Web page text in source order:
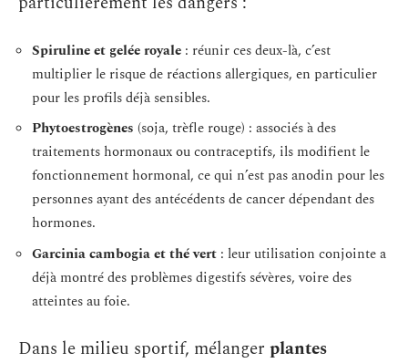
Spiruline et gelée royale : réunir ces deux-là, c’est
multiplier le risque de réactions allergiques, en particulier
pour les profils déjà sensibles.
Phytoestrogènes (soja, trèfle rouge) : associés à des
traitements hormonaux ou contraceptifs, ils modifient le
fonctionnement hormonal, ce qui n’est pas anodin pour les
personnes ayant des antécédents de cancer dépendant des
hormones.
Garcinia cambogia et thé vert : leur utilisation conjointe a
déjà montré des problèmes digestifs sévères, voire des
atteintes au foie.
Dans le milieu sportif, mélanger plantes